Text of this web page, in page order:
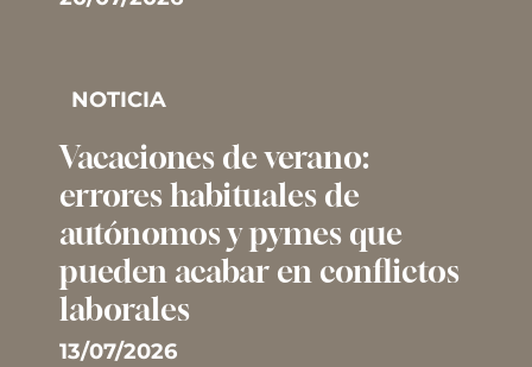
NOTICIA
Vacaciones de verano:
errores habituales de
autónomos y pymes que
pueden acabar en conflictos
laborales
13/07/2026